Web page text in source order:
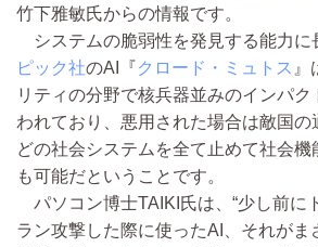
竹下雅敏氏からの情報です。
システムの脆弱性を発見する能力に
ピック社のAI『クロード・ミュトス 』
リティの分野で核兵器並みのインパ
われており、悪用された場合は敵国の
どの社会システムを全て止めて社会機
も可能だということです。
パソコン博士TAIKI氏は、“少し前に
ラン攻撃した際に使ったAI、それがま